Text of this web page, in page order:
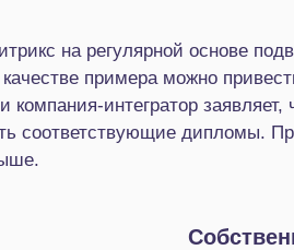
на регулярной основе
примера можно
компания-интегратор
соответствующие дипломы.